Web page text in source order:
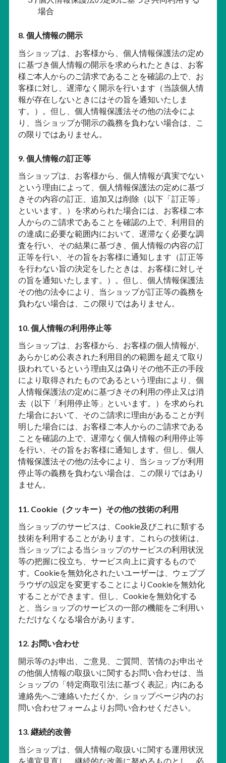
場合
8. 個人情報の開示
当ショップは、お客様から、個人情報保護法の定め
に基づき個人情報の開示を求められたときは、お客
様ご本人からのご請求であることを確認の上で、お
客様に対し、遅滞なく開示を行います（当該個人情
報が存在しないときにはその旨を通知いたしま
す。）。但し、個人情報保護法その他の法令によ
り、当ショップが開示の義務を負わない場合は、こ
の限りではありません。
9. 個人情報の訂正等
当ショップは、お客様から、個人情報が真実でない
という理由によって、個人情報保護法の定めに基づ
きその内容の訂正、追加又は削除（以下「訂正等」
といいます。）を求められた場合には、お客様ご本
人からのご請求であることを確認の上で、利用目的
の達成に必要な範囲内において、遅滞なく必要な調
査を行い、その結果に基づき、個人情報の内容の訂
正等を行い、その旨をお客様に通知します（訂正等
を行わない旨の決定をしたときは、お客様に対しそ
の旨を通知いたします。）。但し、個人情報保護法
その他の法令により、当ショップが訂正等の義務を
負わない場合は、この限りではありません。
10. 個人情報の利用停止等
当ショップは、お客様から、お客様の個人情報が、
あらかじめ公表された利用目的の範囲を超えて取り
扱われているという理由又は偽りその他不正の手段
により取得されたものであるという理由により、個
人情報保護法の定めに基づきその利用の停止又は消
去（以下「利用停止等」といいます。）を求められ
た場合において、そのご請求に理由があることが判
明した場合には、お客様ご本人からのご請求である
ことを確認の上で、遅滞なく個人情報の利用停止等
を行い、その旨をお客様に通知します。但し、個人
情報保護法その他の法令により、当ショップが利用
停止等の義務を負わない場合は、この限りではあり
ません。
11. Cookie（クッキー）その他の技術の利用
当ショップのサービスは、Cookie及びこれに類する
技術を利用することがあります。これらの技術は、
当ショップによる当ショップのサービスの利用状況
等の把握に役立ち、サービス向上に資するもので
す。Cookieを無効化されたいユーザーは、ウェブブ
ラウザの設定を変更することによりCookieを無効化
することができます。但し、Cookieを無効化する
と、当ショップのサービスの一部の機能をご利用い
ただけなくなる場合があります。
12. お問い合わせ
開示等のお申出、ご意見、ご質問、苦情のお申出そ
の他個人情報の取扱いに関するお問い合わせは、当
ショップの「特定商取引法に基づく表記」内にある
連絡先へご連絡いただくか、ショップページ内のお
問い合わせフォームよりお問い合わせください。
13. 継続的改善
当ショップは、個人情報の取扱いに関する運用状況
を適宜見直し、継続的な改善に努めるものとし、必